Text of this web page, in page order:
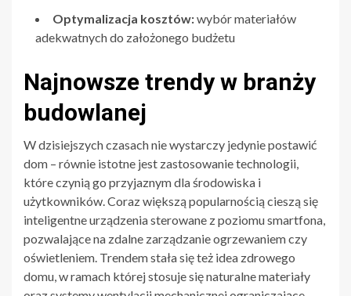
Optymalizacja kosztów:wybór materiałów
adekwatnych do założonego budżetu
Najnowsze trendy w branży
budowlanej
W dzisiejszych czasach nie wystarczy jedynie postawić
dom – równie istotne jest zastosowanie technologii,
które czynią go przyjaznym dla środowiska i
użytkowników. Coraz większą popularnością cieszą się
inteligentne urządzenia sterowane z poziomu smartfona,
pozwalające na zdalne zarządzanie ogrzewaniem czy
oświetleniem. Trendem stała się też idea zdrowego
domu, w ramach której stosuje się naturalne materiały